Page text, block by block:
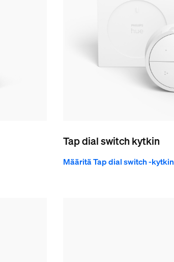
Tap dial switch kytkin
Määritä Tap dial switch -kytkin